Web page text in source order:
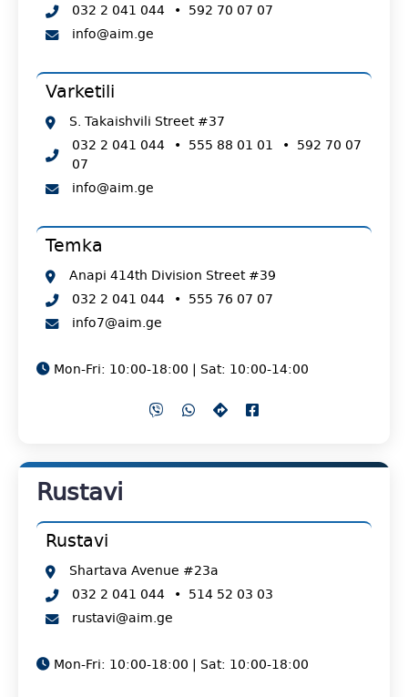
032 2 041 044 • 592 70 07 07
info@aim.ge
Varketili
S. Takaishvili Street #37
032 2 041 044 • 555 88 01 01 • 592 70 07
07
info@aim.ge
Temka
Anapi 414th Division Street #39
032 2 041 044 • 555 76 07 07
info7@aim.ge
Mon-Fri: 10:00-18:00 | Sat: 10:00-14:00
Rustavi
Rustavi
Shartava Avenue #23a
032 2 041 044 • 514 52 03 03
rustavi@aim.ge
Mon-Fri: 10:00-18:00 | Sat: 10:00-18:00